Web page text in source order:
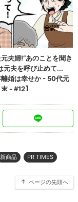
新商品 PR TIMES
ページの先頭へ